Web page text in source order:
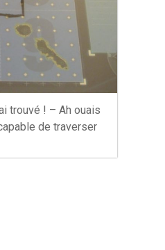
trouvé ! – Ah ouais
de traverser